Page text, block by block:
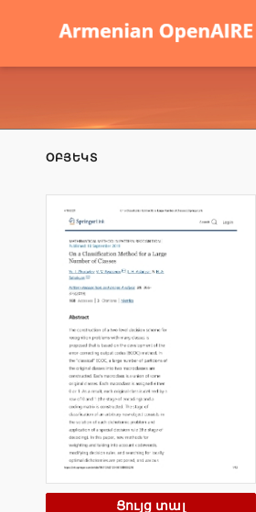
ՕԲՅԵԿՏ
Ցույց տալ